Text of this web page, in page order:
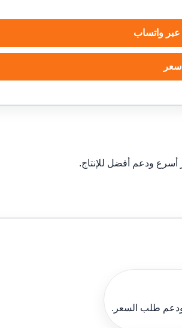
واتساب
ودعم طلب السعر.